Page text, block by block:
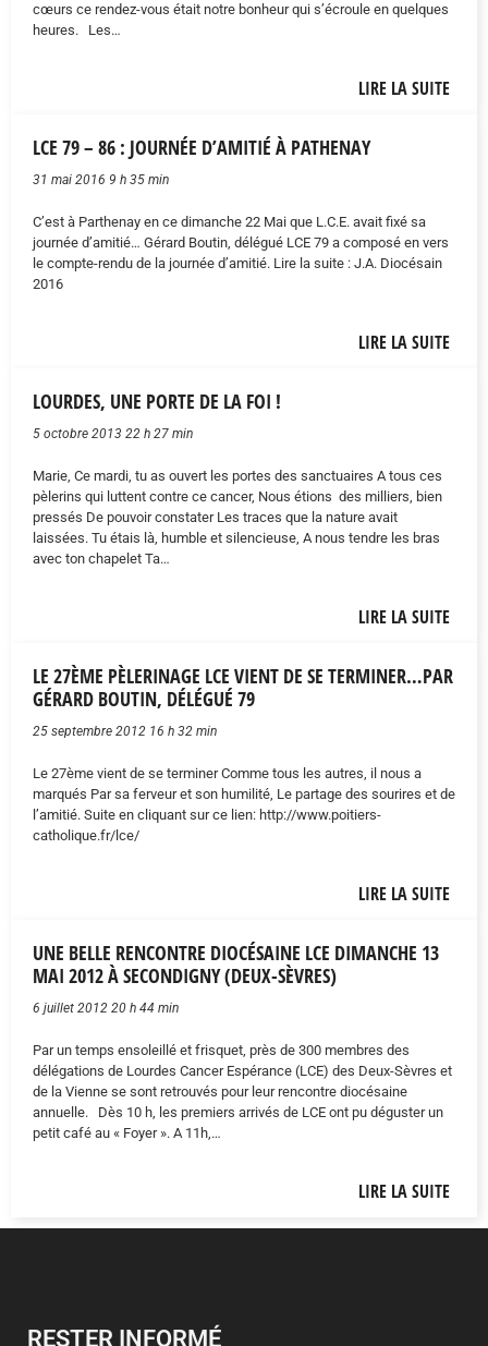
cœurs ce rendez-vous était notre bonheur qui s’écroule en quelques
heures. Les…
LIRE LA SUITE
LCE 79 – 86 : JOURNÉE D’AMITIÉ À PATHENAY
31 mai 2016 9 h 35 min
C’est à Parthenay en ce dimanche 22 Mai que L.C.E. avait fixé sa
journée d’amitié… Gérard Boutin, délégué LCE 79 a composé en vers
le compte-rendu de la journée d’amitié. Lire la suite : J.A. Diocésain
2016
LIRE LA SUITE
LOURDES, UNE PORTE DE LA FOI !
5 octobre 2013 22 h 27 min
Marie, Ce mardi, tu as ouvert les portes des sanctuaires A tous ces
pèlerins qui luttent contre ce cancer, Nous étions des milliers, bien
pressés De pouvoir constater Les traces que la nature avait
laissées. Tu étais là, humble et silencieuse, A nous tendre les bras
avec ton chapelet Ta…
LIRE LA SUITE
LE 27ÈME PÈLERINAGE LCE VIENT DE SE TERMINER…PAR
GÉRARD BOUTIN, DÉLÉGUÉ 79
25 septembre 2012 16 h 32 min
Le 27ème vient de se terminer Comme tous les autres, il nous a
marqués Par sa ferveur et son humilité, Le partage des sourires et de
l’amitié. Suite en cliquant sur ce lien: http://www.poitiers-
catholique.fr/lce/
LIRE LA SUITE
UNE BELLE RENCONTRE DIOCÉSAINE LCE DIMANCHE 13
MAI 2012 À SECONDIGNY (DEUX-SÈVRES)
6 juillet 2012 20 h 44 min
Par un temps ensoleillé et frisquet, près de 300 membres des
délégations de Lourdes Cancer Espérance (LCE) des Deux-Sèvres et
de la Vienne se sont retrouvés pour leur rencontre diocésaine
annuelle. Dès 10 h, les premiers arrivés de LCE ont pu déguster un
petit café au « Foyer ». A 11h,…
LIRE LA SUITE
RESTER INFORMÉ